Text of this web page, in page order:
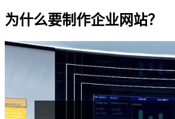
为什么要制作企业网站？